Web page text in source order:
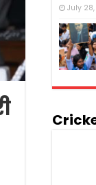
July